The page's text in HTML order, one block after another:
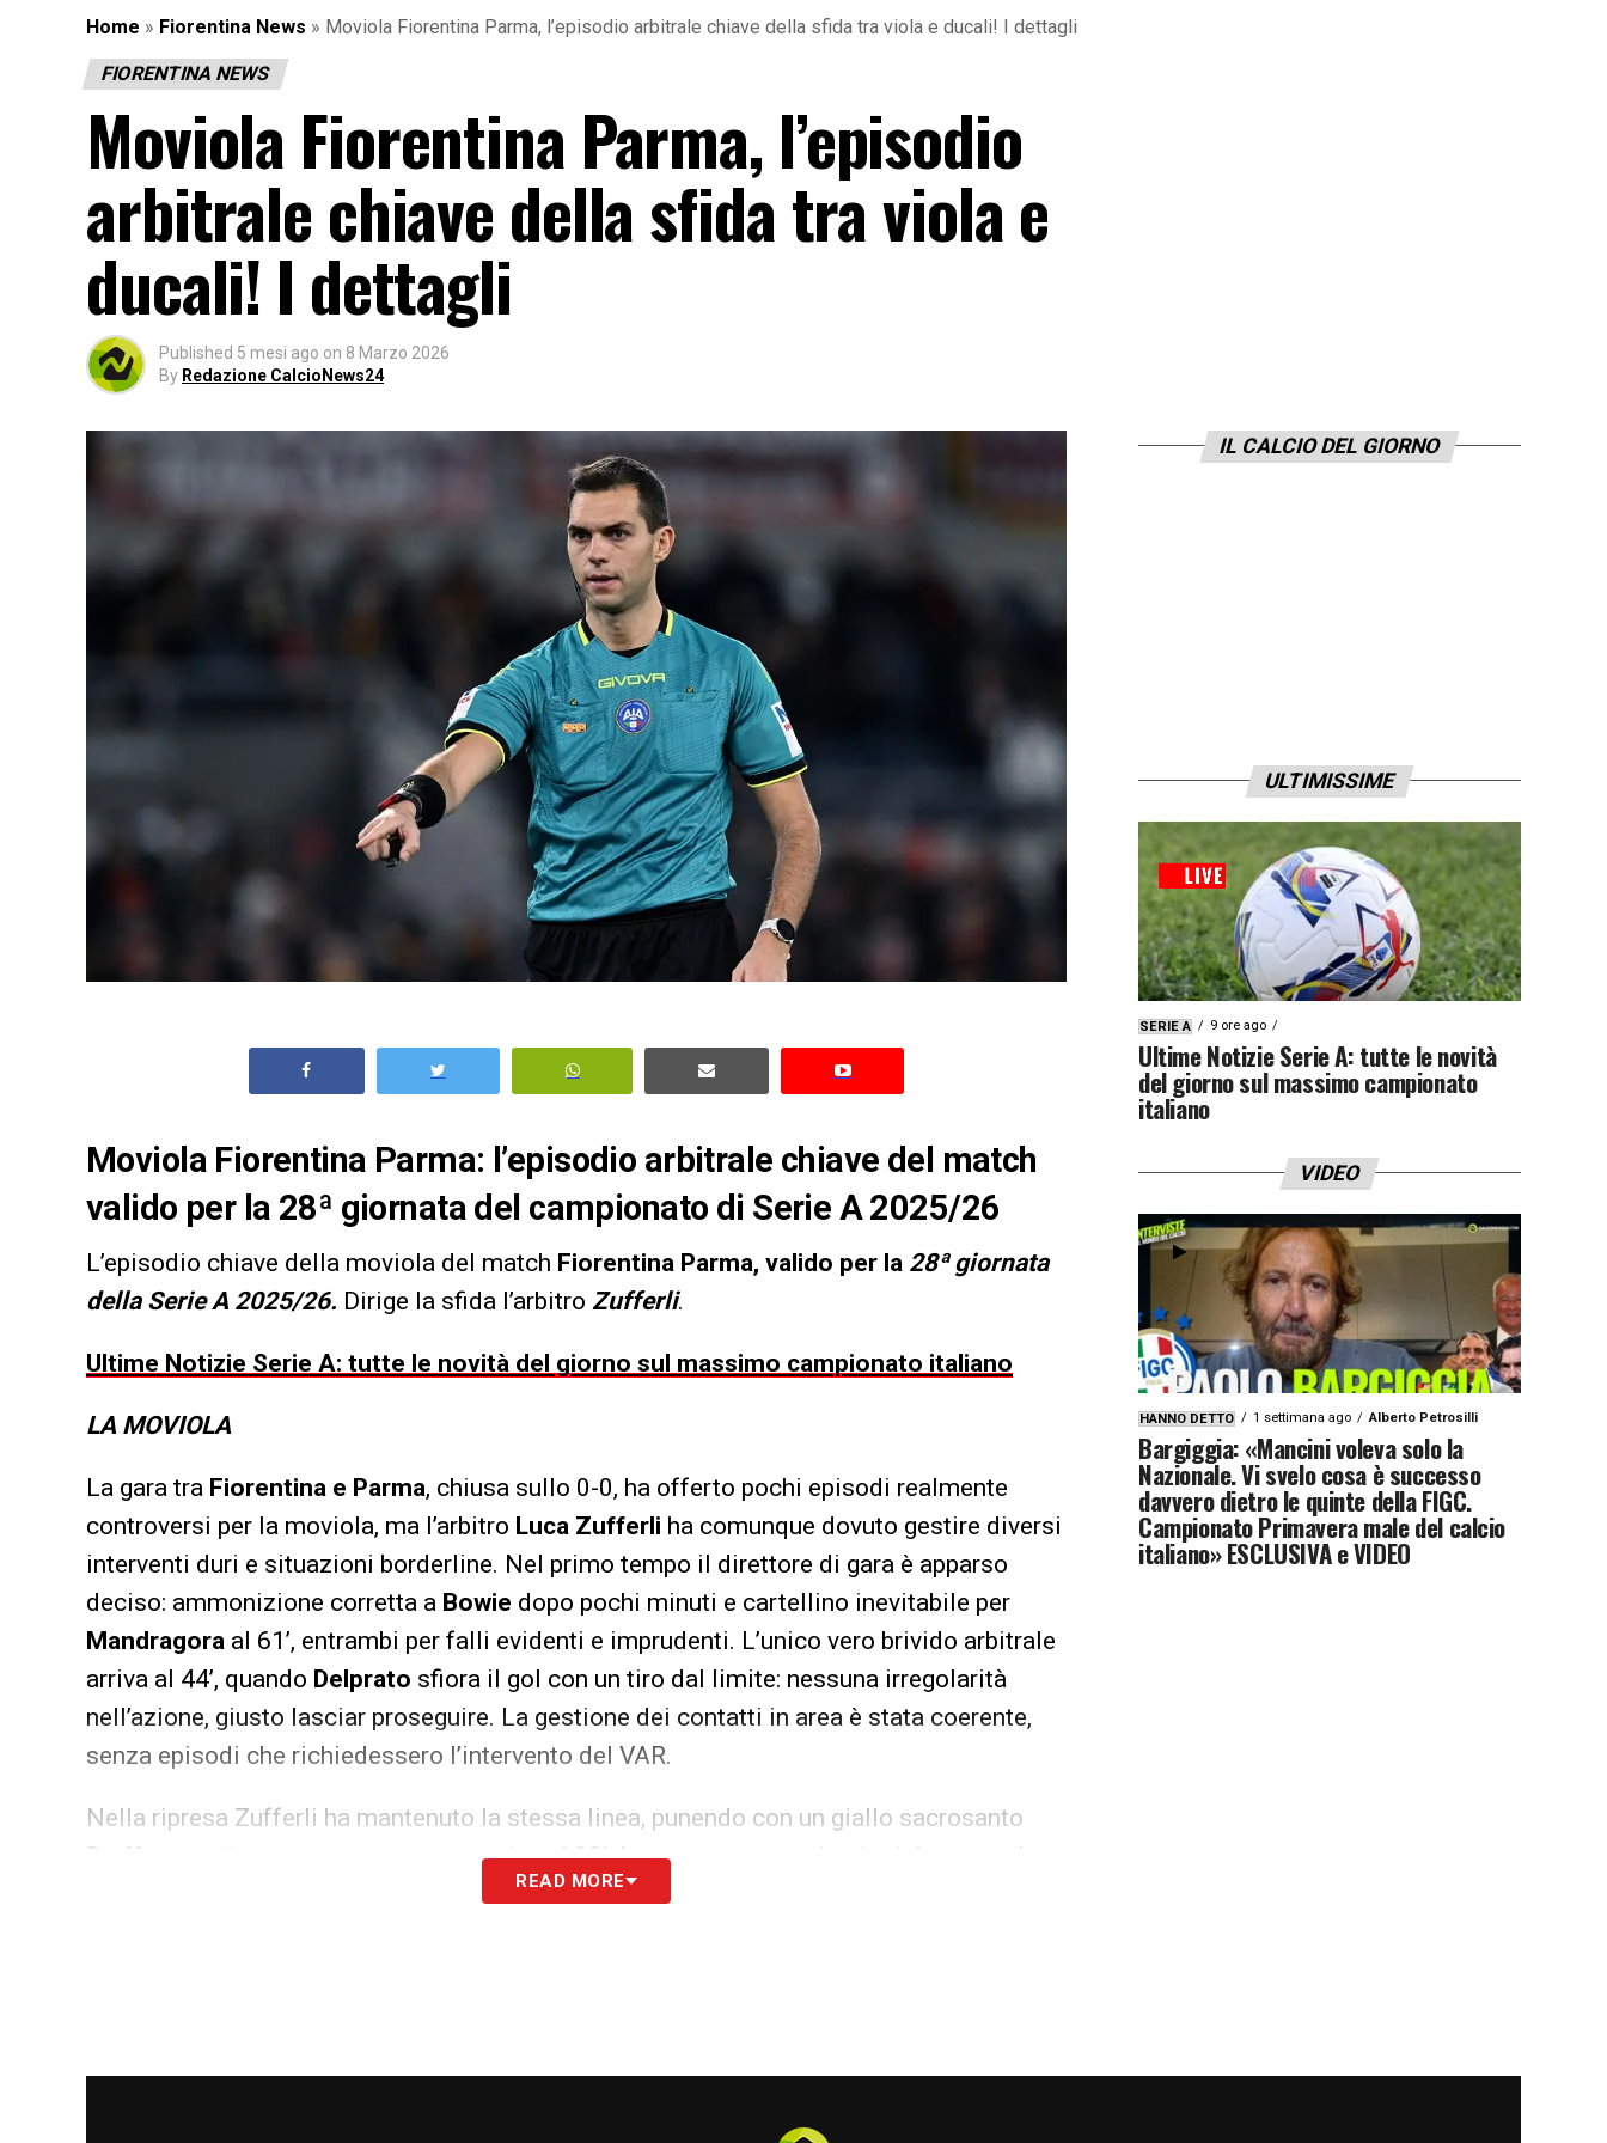
Home » Fiorentina News » Moviola Fiorentina Parma, l’episodio arbitrale chiave della sfida tra viola e ducali! I dettagli
FIORENTINA NEWS
Moviola Fiorentina Parma, l’episodio
arbitrale chiave della sfida tra viola e
ducali! I dettagli
Published 5 mesi ago on 8 Marzo 2026
By Redazione CalcioNews24
Moviola Fiorentina Parma: l’episodio arbitrale chiave del match
valido per la 28ª giornata del campionato di Serie A 2025/26
L’episodio chiave della moviola del match Fiorentina Parma, valido per la 28ª giornata
della Serie A 2025/26. Dirige la sfida l’arbitro Zufferli.
Ultime Notizie Serie A: tutte le novità del giorno sul massimo campionato italiano
LA MOVIOLA
La gara tra Fiorentina e Parma, chiusa sullo 0-0, ha offerto pochi episodi realmente
controversi per la moviola, ma l’arbitro Luca Zufferli ha comunque dovuto gestire diversi
interventi duri e situazioni borderline. Nel primo tempo il direttore di gara è apparso
deciso: ammonizione corretta a Bowie dopo pochi minuti e cartellino inevitabile per
Mandragora al 61’, entrambi per falli evidenti e imprudenti. L’unico vero brivido arbitrale
arriva al 44’, quando Delprato sfiora il gol con un tiro dal limite: nessuna irregolarità
nell’azione, giusto lasciar proseguire. La gestione dei contatti in area è stata coerente,
senza episodi che richiedessero l’intervento del VAR.
Nella ripresa Zufferli ha mantenuto la stessa linea, punendo con un giallo sacrosanto
per un intervento troppo aggressivo al 90’. Le numerose sostituzioni da entrambe
le parti non hanno generato tensioni né proteste, e il match si è avviato verso il finale
Partite oggi, stasera e domani: guida alla Diretta TV
READ MORE
IL CALCIO DEL GIORNO
ULTIMISSIME
SERIE A 9 ore ago
Ultime Notizie Serie A: tutte le novità
del giorno sul massimo campionato
italiano
VIDEO
HANNO DETTO 1 settimana ago Alberto Petrosilli
Bargiggia: «Mancini voleva solo la
Nazionale. Vi svelo cosa è successo
davvero dietro le quinte della FIGC.
Campionato Primavera male del calcio
italiano» ESCLUSIVA e VIDEO